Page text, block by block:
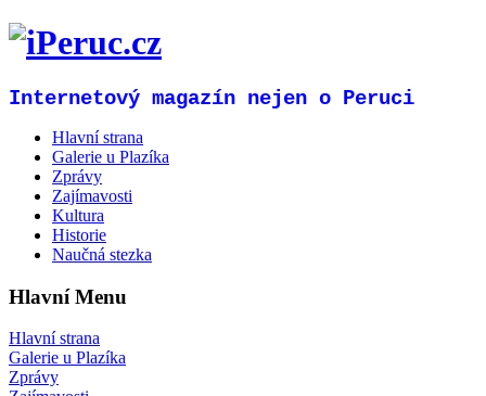
Internetový magazín nejen o Peruci
Hlavní strana
Galerie u Plazíka
Zprávy
Zajímavosti
Kultura
Historie
Naučná stezka
Hlavní Menu
Hlavní strana
Galerie u Plazíka
Zprávy